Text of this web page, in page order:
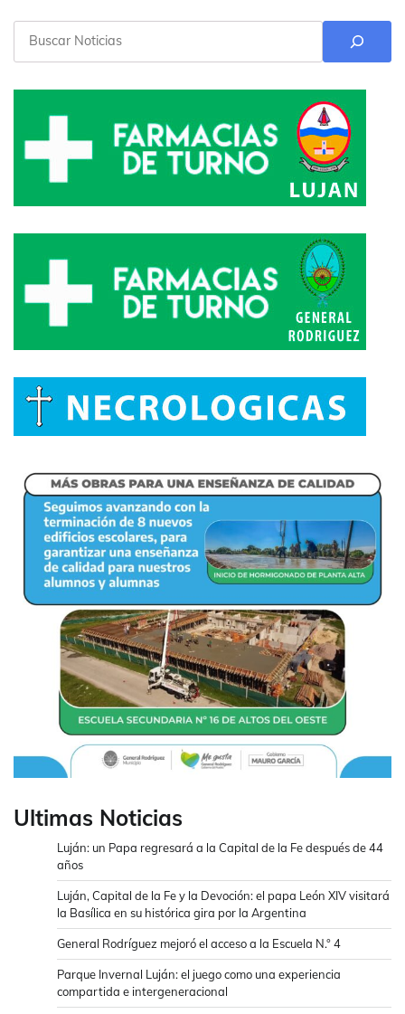
Ultimas Noticias
Luján: un Papa regresará a la Capital de la Fe después de 44
años
Luján, Capital de la Fe y la Devoción: el papa León XIV visitará
la Basílica en su histórica gira por la Argentina
General Rodríguez mejoró el acceso a la Escuela N.° 4
Parque Invernal Luján: el juego como una experiencia
compartida e intergeneracional